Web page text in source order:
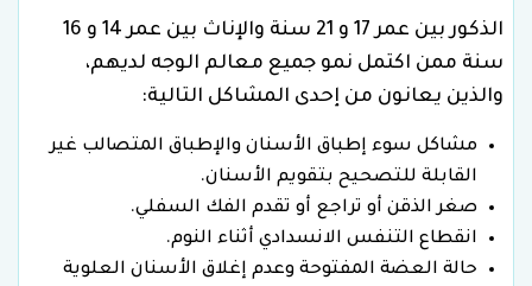
الذكور بين عمر 17 و 21 سنة والإناث بين عمر 14 و 16
سنة ممن اكتمل نمو جميع معالم الوجه لديهم،
والذين يعانون من إحدى المشاكل التالية:
مشاكل سوء إطباق الأسنان والإطباق المتصالب غير
القابلة للتصحيح بتقويم الأسنان.
صغر الذقن أو تراجع أو تقدم الفك السفلي.
انقطاع التنفس الانسدادي أثناء النوم.
حالة العضة المفتوحة وعدم إغلاق الأسنان العلوية